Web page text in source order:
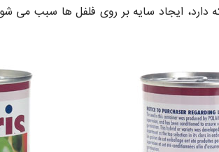
ایجاد سایه بر روی فلفل ها سبب می